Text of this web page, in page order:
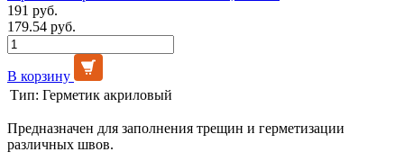
191 руб.
179.54 руб.
В корзину
Тип: Герметик акриловый
Предназначен для заполнения трещин и герметизации
различных швов.